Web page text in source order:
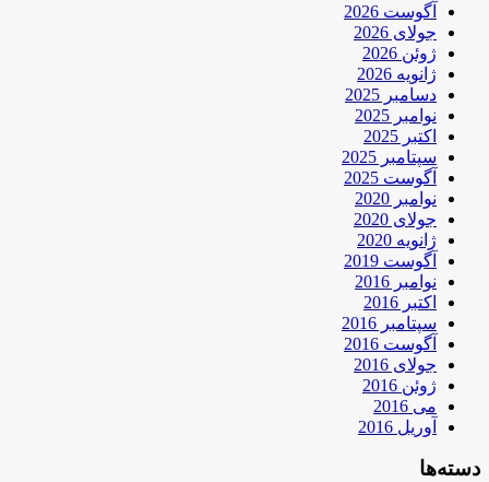
آگوست 2026
جولای 2026
ژوئن 2026
ژانویه 2026
دسامبر 2025
نوامبر 2025
اکتبر 2025
سپتامبر 2025
آگوست 2025
نوامبر 2020
جولای 2020
ژانویه 2020
آگوست 2019
نوامبر 2016
اکتبر 2016
سپتامبر 2016
آگوست 2016
جولای 2016
ژوئن 2016
می 2016
آوریل 2016
دسته‌ها